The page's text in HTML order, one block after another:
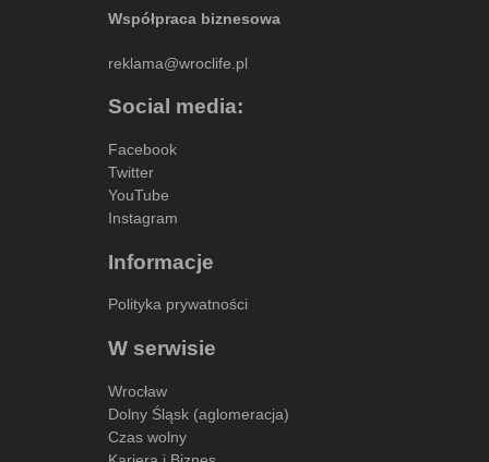
Współpraca biznesowa
reklama@wroclife.pl
Social media:
Facebook
Twitter
YouTube
Instagram
Informacje
Polityka prywatności
W serwisie
Wrocław
Dolny Śląsk (aglomeracja)
Czas wolny